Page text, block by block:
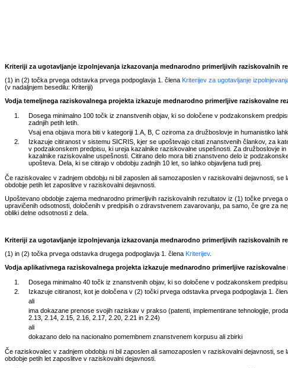
Kriteriji za ugotavljanje izpolnjevanja izkazovanja mednarodno primerljivih raziskovalnih
(1) in (2) točka prvega odstavka prvega podpoglavja 1. člena Kriterijev za ugotavljanje
(v nadaljnjem besedilu: Kriteriji)
Vodja temeljnega raziskovalnega projekta izkazuje mednarodno primerljive raziskovalne
1.
Dosega minimalno 100 točk iz znanstvenih objav, ki so določene v podzakonskem
zadnjih petih letih.
Vsaj ena objava mora biti v kategoriji 1.A, B, C oziroma za družboslovje in humanistiko
2.
Izkazuje citiranost v sistemu SICRIS, kjer se upoštevajo citati znanstvenih člankov, za
v podzakonskem predpisu, ki ureja kazalnike raziskovalne uspešnosti. Za družboslovje
kazalnike raziskovalne uspešnosti. Citirano delo mora biti znanstveno delo iz
upošteva. Dela, ki se citirajo v obdobju zadnjih 10 let, so lahko objavljena tudi prej.
Če raziskovalec v zadnjem obdobju ni bil zaposlen ali samozaposlen v raziskovalni dejavnosti,
obdobje petih let zaposlitve v raziskovalni dejavnosti.
Upoštevano obdobje zajema mednarodno primerljivih raziskovalnih rezultatov iz (1) točke
upravičenih odsotnosti, določenih v predpisih o zdravstvenem zavarovanju, pa samo, če gre za
obliki delne odsotnosti z dela.
Kriteriji za ugotavljanje izpolnjevanja izkazovanja mednarodno primerljivih raziskovalnih
(1) in (2) točka prvega odstavka drugega podpoglavja 1. člena Kriterijev.
Vodja aplikativnega raziskovalnega projekta izkazuje mednarodno primerljive raziskovalne
1. Dosega minimalno 40 točk iz znanstvenih objav, ki so določene v podzakonskem
2.
Izkazuje citiranost, kot je določena v (2) točki prvega odstavka prvega podpoglavja 1.
ali
ima dokazane prenose svojih raziskav v prakso (patenti, implementirane tehnologije,
2.13, 2.14, 2.15, 2.16, 2.17, 2.20, 2.21 in 2.24)
ali
dokazano delo na nacionalno pomembnem znanstvenem korpusu ali zbirki
Če raziskovalec v zadnjem obdobju ni bil zaposlen ali samozaposlen v raziskovalni dejavnosti,
obdobje petih let zaposlitve v raziskovalni dejavnosti.